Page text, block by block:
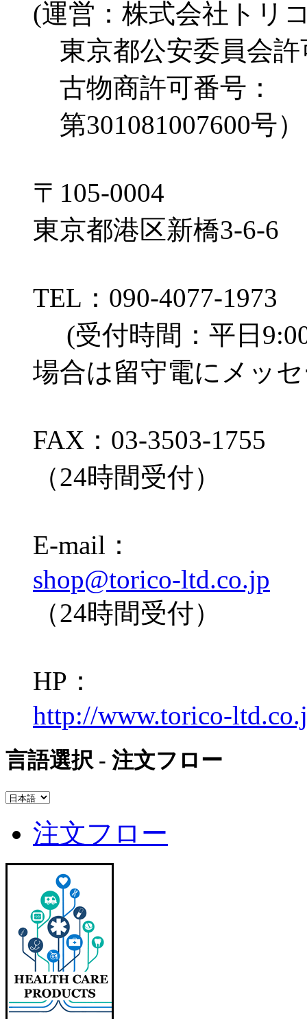
(運営：株式会社トリ
東京都公安委員会許
古物商許可番号：
第301081007600号）
〒105-0004
東京都港区新橋3-6-6
TEL：090-4077-1973
(受付時間：平日
場合は留守電にメッ
FAX：03-3503-1755
（24時間受付）
E-mail：
shop@torico-ltd.co.jp
（24時間受付）
HP：
http://www.torico-
言語選択 - 注文フロー
注文フロー